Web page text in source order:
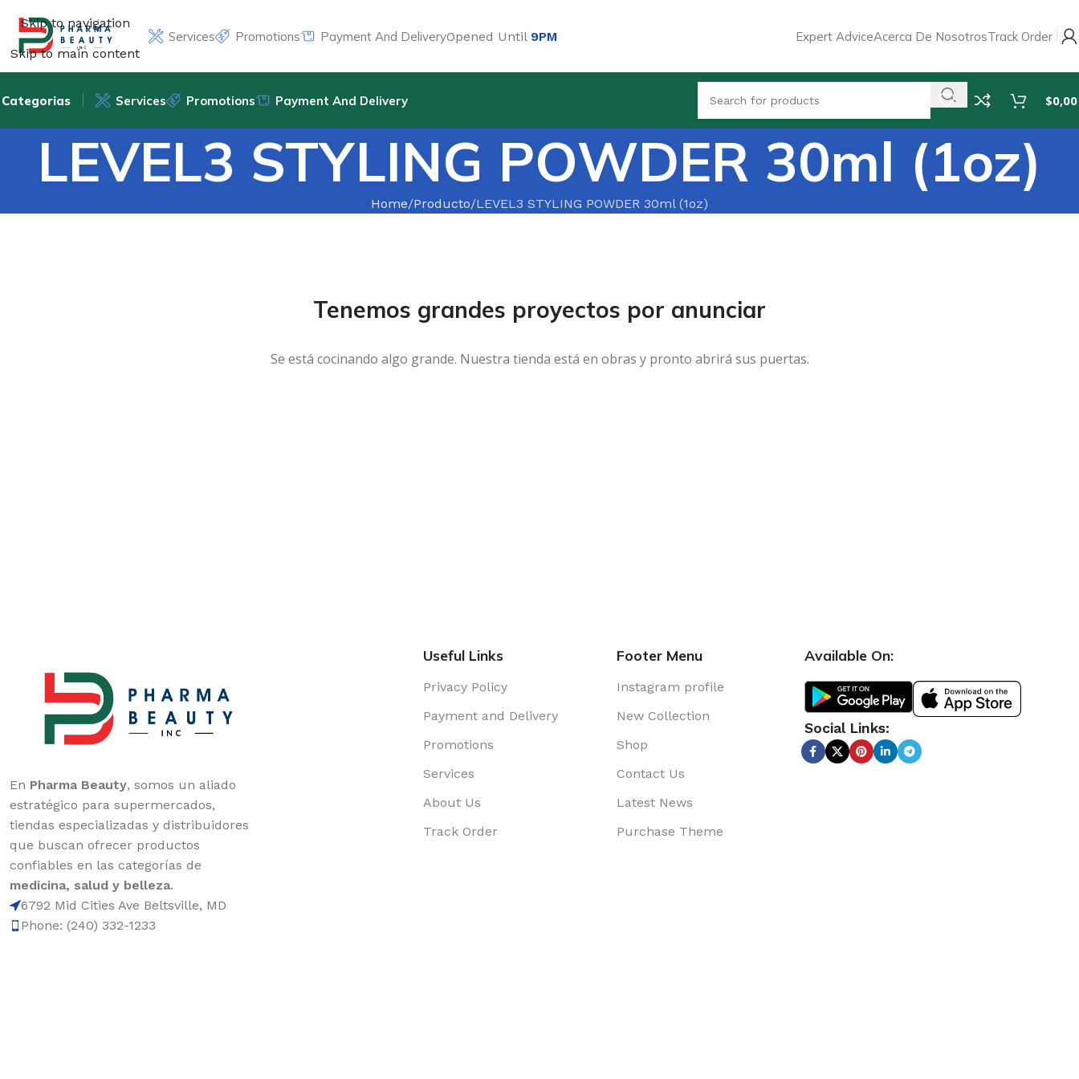
Skip to navigation
Skip to main content
Services Promotions Payment And DeliveryOpened Until 9PM Expert AdviceAcerca De NosotrosTrack Order
Categorias Services Promotions Payment And Delivery $0,00
LEVEL3 STYLING POWDER 30ml (1oz)
Home Producto LEVEL3 STYLING POWDER 30ml (1oz)
Tenemos grandes proyectos por anunciar
Se está cocinando algo grande. Nuestra tienda está en obras y pronto abrirá sus puertas.
En Pharma Beauty, somos un aliado
estratégico para supermercados,
tiendas especializadas y distribuidores
que buscan ofrecer productos
confiables en las categorías de
medicina, salud y belleza.
6792 Mid Cities Ave Beltsville, MD
Phone: (240) 332-1233
Useful Links
Privacy Policy
Payment and Delivery
Promotions
Services
About Us
Track Order
Footer Menu
Instagram profile
New Collection
Shop
Contact Us
Latest News
Purchase Theme
Available On:
Social Links: